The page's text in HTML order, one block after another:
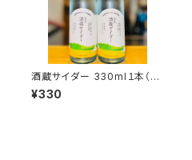
酒蔵サイダー 330ml１本（早
川酒造・三重県三重郡菰野
町）
¥330